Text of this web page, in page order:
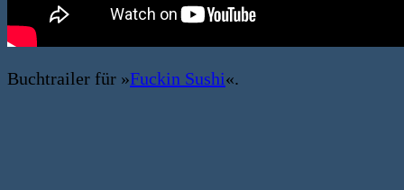
Buchtrailer für »Fuckin Sushi«.